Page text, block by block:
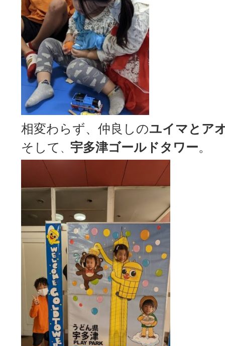
相変わらず、仲良しのユイマとア
そして 、 宇多津ゴールドタワー。